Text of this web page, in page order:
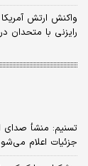
واکنش ارتش
رایزنی با متحدان
تسنیم: منشأ صدای
جزئیات اعلام